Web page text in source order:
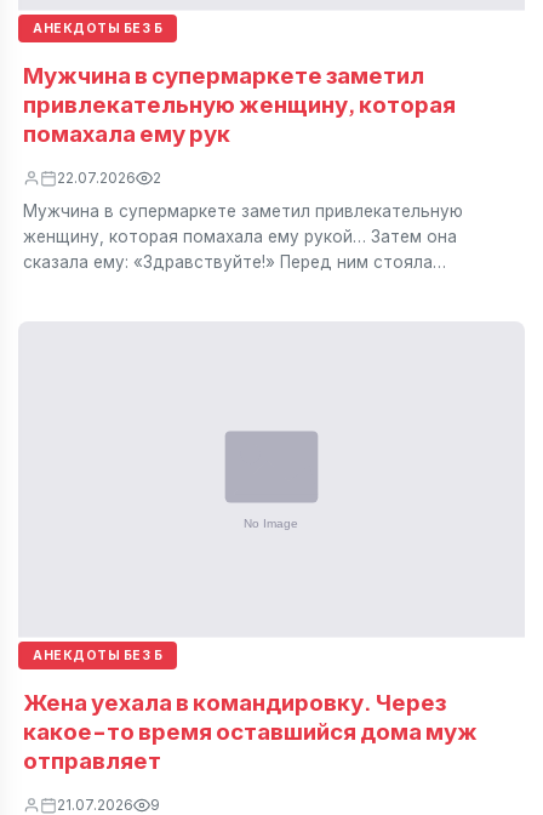
АНЕКДОТЫ БЕЗ Б
Мужчина в супермаркете заметил
привлекательную женщину, которая
помахала ему рук
22.07.2026 2
Мужчина в супермаркете заметил привлекательную
женщину, которая помахала ему рукой… Затем она
сказала ему: «Здравствуйте!» Перед ним стояла…
АНЕКДОТЫ БЕЗ Б
Жена уехала в командировку. Через
какое-то время оставшийся дома муж
отправляет
21.07.2026 9